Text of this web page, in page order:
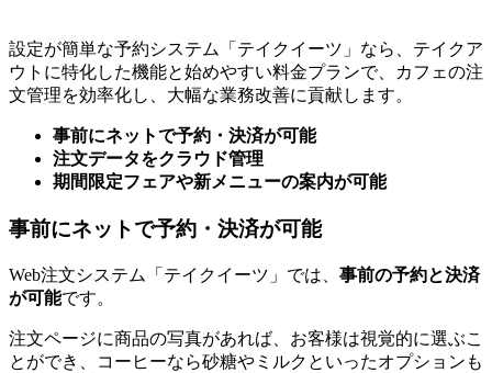
設定が簡単な予約システム「テイクイーツ」なら、テイクア
ウトに特化した機能と始めやすい料金プランで、カフェの注
文管理を効率化し、大幅な業務改善に貢献します。
事前にネットで予約・決済が可能
注文データをクラウド管理
期間限定フェアや新メニューの案内が可能
事前にネットで予約・決済が可能
Web注文システム「テイクイーツ」では、 事前の予約と決済
が可能です。
注文ページに商品の写真があれば、お客様は視覚的に選ぶこ
とができ、コーヒーなら砂糖やミルクといったオプションも